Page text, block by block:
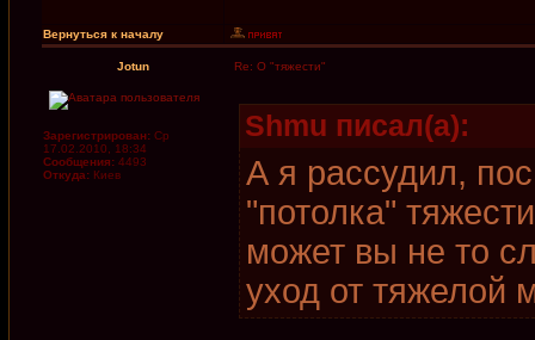
Вернуться к началу
Jotun Re: О "тяжести"
Зарегистрирован: Ср
17.02.2010, 18:34
Сообщения: 4493
Откуда: Киев
Shmu писал(а):
А я рассудил,
"потолка"
может вы не то
уход от тяжелой